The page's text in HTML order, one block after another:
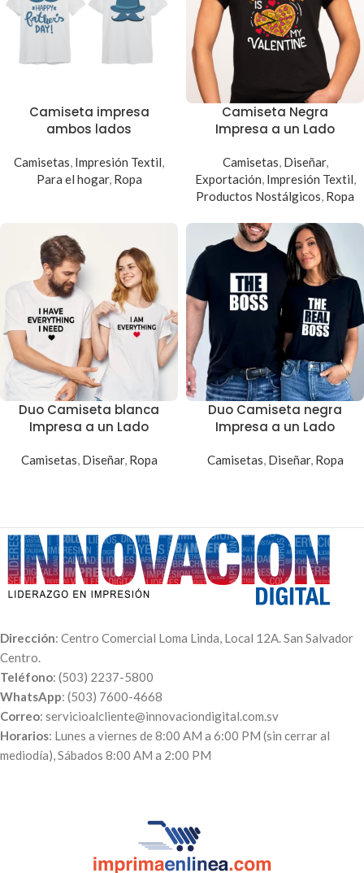
Camiseta impresa
ambos lados
Camisetas, Impresión Textil,
Para el hogar, Ropa
Camiseta Negra
Impresa a un Lado
Camisetas, Diseñar,
Exportación, Impresión Textil,
Productos Nostálgicos, Ropa
Duo Camiseta blanca
Impresa a un Lado
Camisetas, Diseñar, Ropa
Duo Camiseta negra
Impresa a un Lado
Camisetas, Diseñar, Ropa
Dirección: Centro Comercial Loma Linda, Local 12A. San Salvador
Centro.
Teléfono: (503) 2237-5800
WhatsApp: (503) 7600-4668
Correo: servicioalcliente@innovaciondigital.com.sv
Horarios: Lunes a viernes de 8:00 AM a 6:00 PM (sin cerrar al
mediodía), Sábados 8:00 AM a 2:00 PM